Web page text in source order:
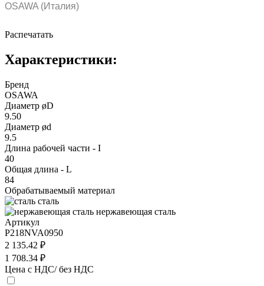
OSAWA (Италия)
Распечатать
Характеристики:
Бренд
OSAWA
Диаметр øD
9.50
Диаметр ød
9.5
Длина рабочей части - I
40
Общая длина - L
84
Обрабатываемый материал
сталь
нержавеющая сталь
Артикул
P218NVA0950
2 135.42 ₽
1 708.34 ₽
Цена с НДС/ без НДС